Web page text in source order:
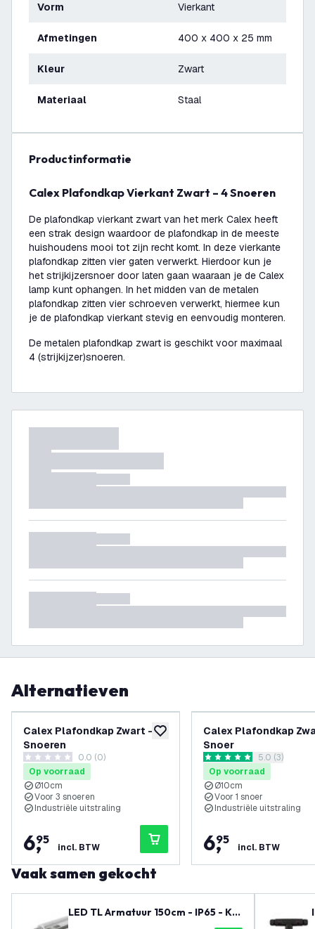
Vorm Vierkant
Afmetingen 400 x 400 x 25 mm
Kleur Zwart
Materiaal Staal
productinformatie
Calex Plafondkap Vierkant Zwart – 4 Snoeren
De plafondkap vierkant zwart van het merk Calex heeft
een strak design waardoor de plafondkap in de meeste
huishoudens mooi tot zijn recht komt. In deze vierkante
plafondkap zitten vier gaten verwerkt. Hierdoor kun je
het strijkijzersnoer door laten gaan waaraan je de Calex
lamp kunt ophangen. In het midden van de metalen
plafondkap zitten vier schroeven verwerkt, hiermee kun
je de plafondkap vierkant stevig en eenvoudig monteren.
De metalen plafondkap zwart is geschikt voor maximaal
4 (strijkijzer)snoeren.
Alternatieven
toevoegen aan verlanglijst
Calex Plafondkap Zwart – 3
Snoeren
0 score sterren0.0 (0)
Op voorraad
Ø10cm
Voor 3 snoeren
Industriële uitstraling
6,
95
incl. BTW
Calex Plafondkap
Snoer
reviews
5 score sterren5.0 (3)
Op voorraad
Ø10cm
Voor 1 snoer
Industriële uitstraling
6,
95
incl. BTW
Vaak samen gekocht
LED TL Armatuur 150cm - IP65 - Ko